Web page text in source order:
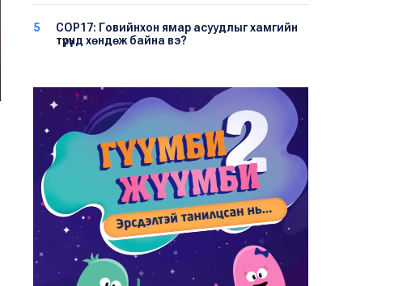
5
COP17: Говийнхон ямар асуудлыг хамгийн
түрүүнд хөндөж байна вэ?